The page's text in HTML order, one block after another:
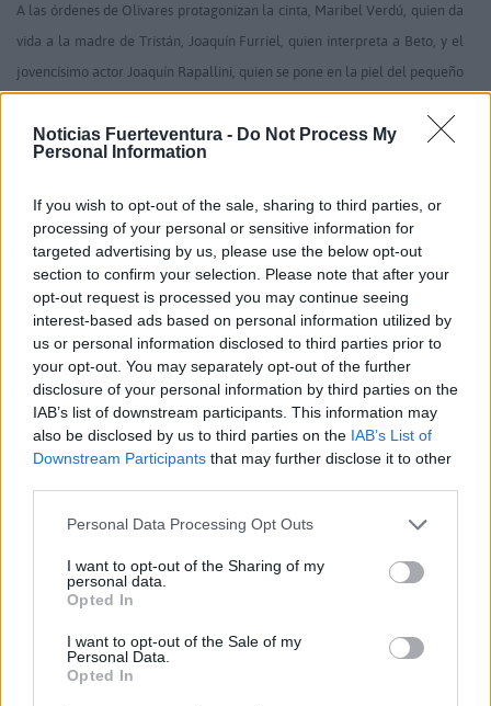
Noticias Fuerteventura - Do Not Process My
Personal Information
If you wish to opt-out of the sale, sharing to third parties, or
processing of your personal or sensitive information for
targeted advertising by us, please use the below opt-out
section to confirm your selection. Please note that after your
opt-out request is processed you may continue seeing
interest-based ads based on personal information utilized by
us or personal information disclosed to third parties prior to
your opt-out. You may separately opt-out of the further
disclosure of your personal information by third parties on the
IAB’s list of downstream participants. This information may
also be disclosed by us to third parties on the IAB’s List of
Downstream Participants that may further disclose it to other
Personal Data Processing Opt Outs
I want to opt-out of the Sharing of my
personal data.
Opted In
I want to opt-out of the Sale of my
Personal Data.
Opted In
A las órdenes de Olivares protagonizan la cinta, Maribel Verdú, quien da
vida a la madre de Tristán, Joaquín Furriel, quien interpreta a Beto, y el
jovencísimo actor Joaquín Rapallini, quien se pone en la piel del pequeño
han rodado en Fuerteventura, donde han encontrado unas condiciones
excepcionales para el rodaje, y un gran recibimiento de todos los vecinos
han rodado todas las escenas de interacción entre los personajes y las
orcas.
Tal ha sido la conexión de todo el equipo con la isla majorera, que la
productora ya se está planteando realizar en la isla el preestreno
mundial de la cinta, antes de la premier oficial que está prevista para el
25 de noviembre en Madrid.
Comentarios (0)
Fallece un bebé de 20 meses por un